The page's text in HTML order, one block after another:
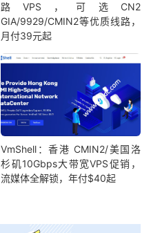
路VPS，可选CN2
GIA/9929/CMIN2等优质线路，
月付39元起
VmShell：香港 CMIN2/美国洛
杉矶10Gbps大带宽VPS促销，
流媒体全解锁，年付$40起